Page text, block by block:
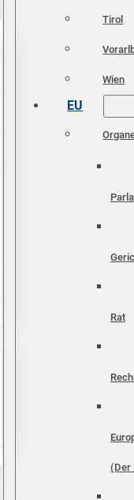
Tirol
Wien
EU
Rat
(Der